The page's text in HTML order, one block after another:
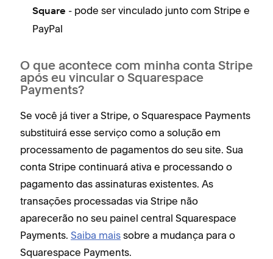
Square - pode ser vinculado junto com Stripe e
PayPal
O que acontece com minha conta Stripe
após eu vincular o Squarespace
Payments?
Se você já tiver a Stripe, o Squarespace Payments
substituirá esse serviço como a solução em
processamento de pagamentos do seu site. Sua
conta Stripe continuará ativa e processando o
pagamento das assinaturas existentes. As
transações processadas via Stripe não
aparecerão no seu painel central Squarespace
Payments. Saiba mais sobre a mudança para o
Squarespace Payments.